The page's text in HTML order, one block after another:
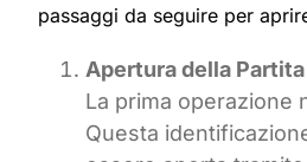
passaggi da seguire per
Apertura della Partita
La prima operazione
Questa